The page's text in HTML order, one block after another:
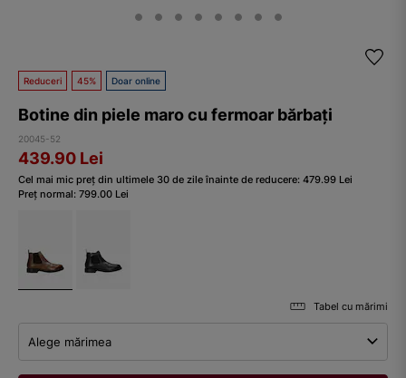
Reduceri 45% Doar online
Botine din piele maro cu fermoar bărbați
20045-52
439.90 Lei
Cel mai mic preț din ultimele 30 de zile înainte de reducere: 479.99 Lei
Preț normal: 799.00 Lei
Tabel cu mărimi
Alege mărimea